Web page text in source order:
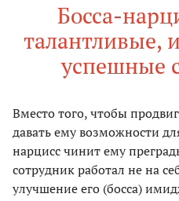
Босса-
талантливые,
успешные
Вместо того, чтобы
давать ему возможности
нарцисс чинит ему
сотрудник работал не на
улучшение его (босса)